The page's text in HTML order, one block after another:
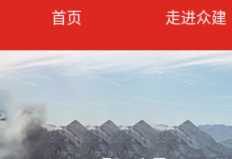
首页 走进众建